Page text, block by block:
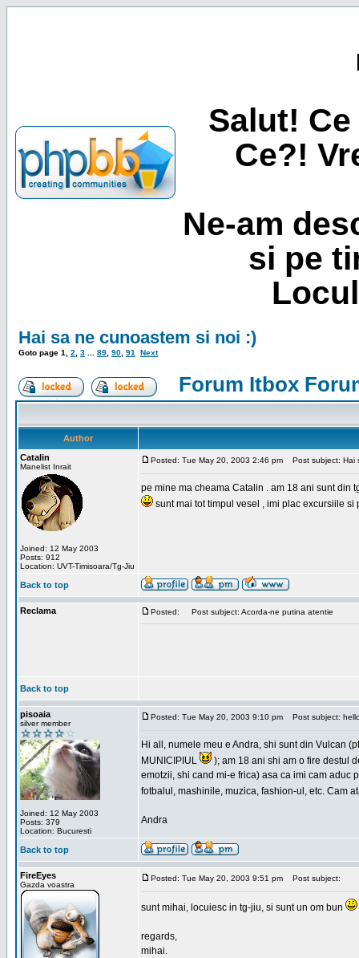
Salut!
Ce?!
Ne-am
si pe
Hai sa ne cunoastem si noi :)
Goto page 1 2 3 89 90 91 Next
Forum Itbox
Author
Catalin
Manelist Inrait
Joined: 12 May 2003
Posts: 912
Location: UVT-Timisoara/Tg-Jiu
Posted: Tue May 20, 2003 2:46 pm Post subject: Hai
pe mine ma cheama Catalin . am 18 ani sunt din
sunt mai tot timpul vesel , imi plac excursiile
Back to top
Reclama Posted: Post subject: Acorda-ne putina atentie
Back to top
pisoaia
silver member
Joined: 12 May 2003
Posts: 379
Location: Bucuresti
Posted: Tue May 20, 2003 9:10 pm Post subject:
Hi all, numele meu e Andra, shi sunt din Vulcan
MUNICIPIUL
); am 18 ani shi am o fire destul
emotzii, shi cand mi-e frica) asa ca imi cam
fotbalul, mashinile, muzica, fashion-ul, etc. Cam
Andra
Back to top
FireEyes
Gazda voastra
Posted: Tue May 20, 2003 9:51 pm Post subject:
sunt mihai, locuiesc in tg-jiu, si sunt un om bun
regards,
mihai.